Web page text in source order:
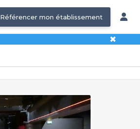
Référencer mon établissement
✖